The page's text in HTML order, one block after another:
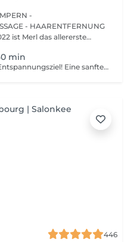
-
- HAARENTFERNUNG
ist Merl das allererste
min
Entsperren Sie Ihr ultimatives Entspannungsziel! Eine sanfte, sanfte Behandlung, die muskuläre Spannungen lindert, die Durchblutung erhöht und ein allgemeines Gefühl der Entspannung fördert. Vorteile einer entspannenden Massage: - verbessert den Schlaf - reduziert Stress - löst Muskelverspannungen Wie wird eine entspannende Massage durchgeführt? - Kopf und Nacken werden massiert - Schultern und Rücken werden massiert - Hände und Arme werden massiert - Füße und Beine werden massiert - Bauch wird massiert Altersbeschränkungen: es gibt keine Altersbeschränkungen für dieses Verfahren. Empfehlungen nach dem Verfahren: treiben Sie 2-3 Stunden nach dem Eingriff keinen Sport und machen Sie keine scharfen Bewegungen. Häufigkeit: 1-2 Mal pro Woche, insgesamt 10 Mal. Wiederholen Sie dies alle 3-6 Monate.
446